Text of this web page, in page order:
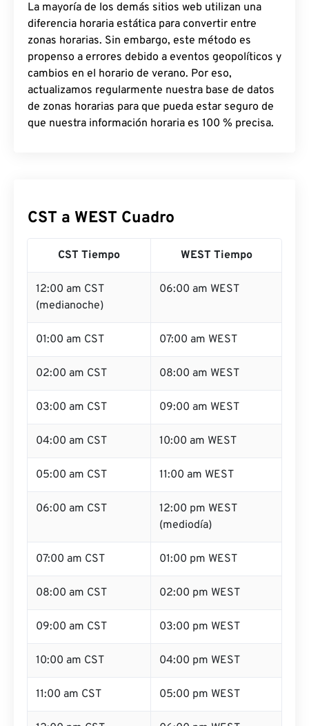
La mayoría de los demás sitios web utilizan una
diferencia horaria estática para convertir entre
zonas horarias. Sin embargo, este método es
propenso a errores debido a eventos geopolíticos y
cambios en el horario de verano. Por eso,
actualizamos regularmente nuestra base de datos
de zonas horarias para que pueda estar seguro de
que nuestra información horaria es 100 % precisa.
CST a WEST Cuadro
CST Tiempo WEST Tiempo
12:00 am CST
(medianoche)
06:00 am WEST
01:00 am CST 07:00 am WEST
02:00 am CST 08:00 am WEST
03:00 am CST 09:00 am WEST
04:00 am CST 10:00 am WEST
05:00 am CST 11:00 am WEST
06:00 am CST
12:00 pm WEST
(mediodía)
07:00 am CST 01:00 pm WEST
08:00 am CST 02:00 pm WEST
09:00 am CST 03:00 pm WEST
10:00 am CST 04:00 pm WEST
11:00 am CST 05:00 pm WEST